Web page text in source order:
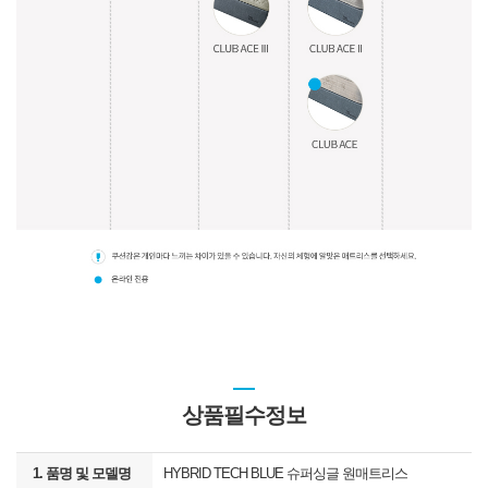
상품필수정보
1. 품명 및 모델명 HYBRID TECH BLUE 슈퍼싱글 원매트리스